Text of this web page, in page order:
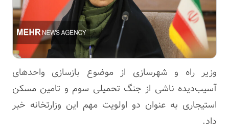
وزیر راه و شهرسازی از موضوع بازسازی واحدهای
آسیب‌دیده ناشی از جنگ تحمیلی سوم و تامین مسکن
استیجاری به عنوان دو اولویت مهم این وزارتخانه خبر
داد.